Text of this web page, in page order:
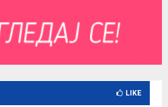
LIKE